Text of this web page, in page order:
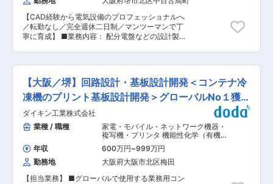
ていきたい──」 弊社には「社員のみなさんが仕
事に集中し、いきいきと楽しく働ける環境を作り
たい！」という想いを本気で持っている代表が、
会社の中心にいます。 たとえば、 「家でも作業
ートワークの環境整備を進めたり。 日々の業務の
中で「もっとこうしたら効率が上がる」「ここが
いね。 変更の範囲：会社の定める業務
だからこその機動力、枠に捕らわれない自由があ
り、自分の考え・思いで大きな組織（事業部）を
動かすエンジンになれる部門です。 また新築およ
び既存のファシリティを最大限に活用し、社内外
（ゼネコン、設計・施工会社等）の人脈を活かし
事です。 【この職種における強み】 一般的に対
顧客へのアクションを実行する営業部門と、製品
生産・事業拡大に伴う自社拠点をプロジェクトす
る生産部門・施設部門と、それぞれで業務遂行さ
れるケースが多いと推察します。 一方で、本職種
は営業部と生産部門とのブリッジの役割を担える
組織であるため、自社プロジェクトで得られたノ
ウハウを新たなソリューションとして市場展開す
るという事業貢献も果たせる強みがあります。
【キャリアパス】 建設に関する専門領域だけでな
く、施主側ポジションで多くの社内外メンバーと
【CAD経験から電気設備のプロフェッショナルへ
／転勤なし／完全週休二日制／マンツーマンで丁
寧に育成】 ■業務内容： 配分電盤などの設計製
し、各現場に出荷され、そして人々の生活に欠か
せない電気ライフラインの一部分として実用され
ていくことが実感できます。経験が浅い方にも、
社内および現場にてマンツーマンによる実践指導
を行っている為、安心して業務をスタートして頂
くことが可能です。 ※納入、施工現場…須磨シー
ワールド・日清食品・立命館大学、他全国に多数
の生活に欠かせない施設への納入・施工 ■組織構
成： 当社は13名（20代5名、30代5名、50代3
名）で構成されております。設計は社員4名(契約
社員含む)とパート1名で行っており、社員数が少
ない分一人一人の責任は重たくなりますが、それ
【大阪／堺】回路設計・基板設計開発＜コンテナ冷
凍機のプリント基板設計開発＞グローバルNo１獲得
製品！
ダイキン工業株式会社
業種 / 職種
家電・モバイル・ネットワーク機器・
複写機・プリンタ 機能性化学（有機・
高分子）
アナログ（パワーエレクトロ
ニクス） デジタル（マイコン・CPU・
DSP）
年収 600万円~999万円
勤務地
大阪府大阪市北区梅田
【担当業務】 ■グローバルで使用する業務用コン